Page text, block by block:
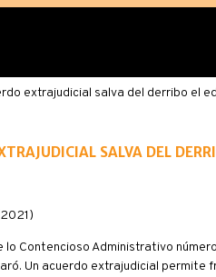
extrajudicial salva del derribo el
salva del
lo Contencioso Administrativo
Un acuerdo extrajudicial permite